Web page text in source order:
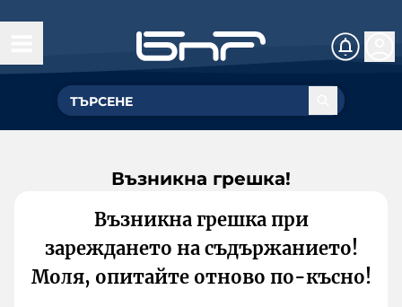
Възникна грешка!
Възникна грешка при
зареждането на съдържанието!
Моля, опитайте отново по-късно!